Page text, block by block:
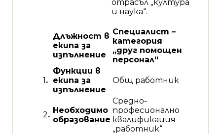
отрасъл „култура
и наука“.
Длъжност в
екипа за
изпълнение
Специалист –
категория
„друг помощен
персонал“
1.
Функции в
екипа за
изпълнение
Общ работник
2. Необходимо
образование
Средно-
професионално
квалификация
„работник“